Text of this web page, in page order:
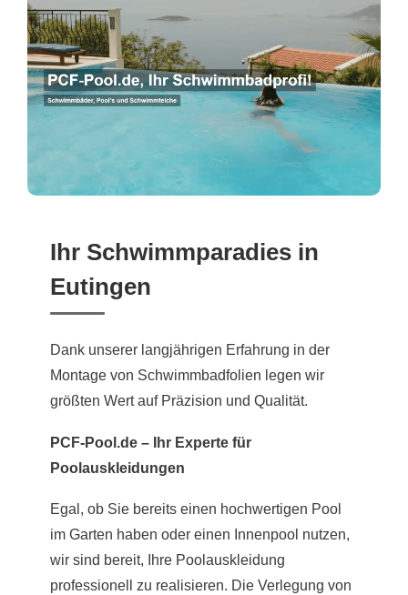
Poolüberdachung
Ihr Schwimmparadies in
Eutingen
Dank unserer langjährigen Erfahrung in der
Montage von Schwimmbadfolien legen wir
größten Wert auf Präzision und Qualität.
PCF-Pool.de – Ihr Experte für
Poolauskleidungen
Egal, ob Sie bereits einen hochwertigen Pool
im Garten haben oder einen Innenpool nutzen,
wir sind bereit, Ihre Poolauskleidung
professionell zu realisieren. Die Verlegung von